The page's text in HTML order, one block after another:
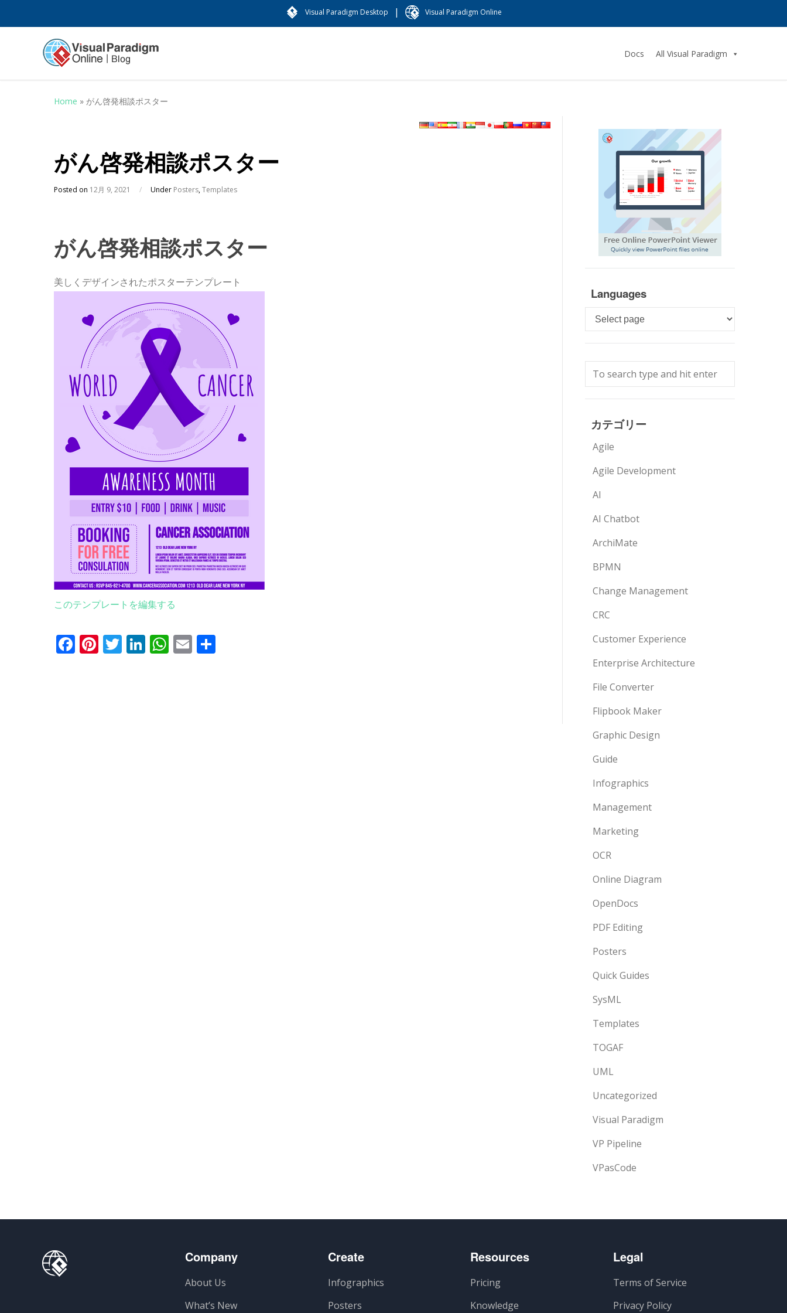
Visual Paradigm Desktop | Visual Paradigm Online
Docs All Visual Paradigm
Home » がん啓発相談ポスター
がん啓発相談ポスター
Posted on 12月 9, 2021 / Under Posters,Templates
がん啓発相談ポスター
美しくデザインされたポスターテンプレート
このテンプレートを編集する
Facebook
Pinterest
Twitter
LinkedIn
WhatsApp
Email
Languages
Languages
カテゴリー
Agile
Agile Development
AI
AI Chatbot
ArchiMate
BPMN
Change Management
CRC
Customer Experience
Enterprise Architecture
File Converter
Flipbook Maker
Graphic Design
Guide
Infographics
Management
Marketing
OCR
Online Diagram
OpenDocs
PDF Editing
Posters
Quick Guides
SysML
Templates
TOGAF
UML
Uncategorized
Visual Paradigm
VP Pipeline
VPasCode
Company
About Us
What’s New
Create
Infographics
Posters
Resources
Pricing
Knowledge
Legal
Terms of Service
Privacy Policy